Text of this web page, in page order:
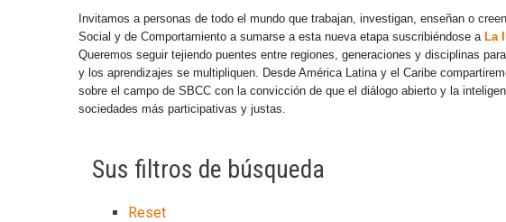
Invitamos a personas de todo el mundo que trabajan, investigan, enseñan o
Social y de Comportamiento a sumarse a esta nueva etapa suscribiéndose a La
Queremos seguir tejiendo puentes entre regiones, generaciones y disciplinas
y los aprendizajes se multipliquen. Desde América Latina y el Caribe
sobre el campo de SBCC con la convicción de que el diálogo abierto y la
sociedades más participativas y justas.
Sus filtros de búsqueda
Reset